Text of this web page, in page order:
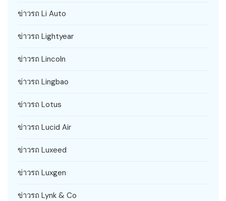
ข่าวรถ Li Auto
ข่าวรถ Lightyear
ข่าวรถ Lincoln
ข่าวรถ Lingbao
ข่าวรถ Lotus
ข่าวรถ Lucid Air
ข่าวรถ Luxeed
ข่าวรถ Luxgen
ข่าวรถ Lynk & Co